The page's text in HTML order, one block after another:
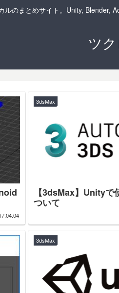
ルのまとめサイト。Unity, Blender,
ツ
3dsMax
【3dsMax】Unityで
ついて
3dsMax